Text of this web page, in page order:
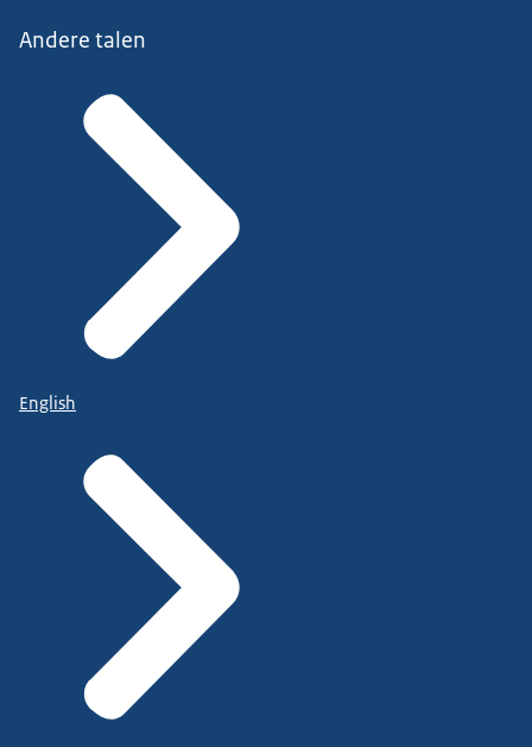
Andere talen
English